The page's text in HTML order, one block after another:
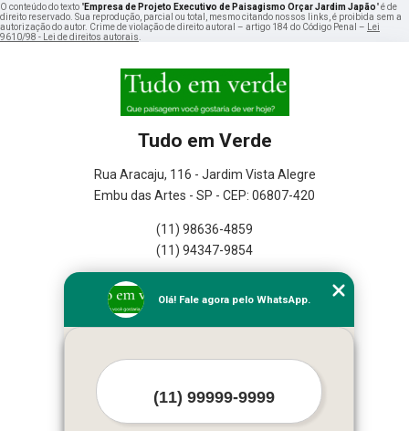
O conteúdo do texto "Empresa de Projeto Executivo de Paisagismo Orçar Jardim Japão" é de
direito reservado. Sua reprodução, parcial ou total, mesmo citando nossos links, é proibida sem a
autorização do autor. Crime de violação de direito autoral – artigo 184 do Código Penal –
Lei
9610/98 - Lei de direitos autorais
Tudo em Verde
Rua Aracaju, 116 - Jardim Vista Alegre
Embu das Artes - SP - CEP: 06807-420
(11) 98636-4859
(11) 94347-9854
Empresa
Missão
Mapa do site
Mais Serviços
Olá! Fale agora pelo WhatsApp.